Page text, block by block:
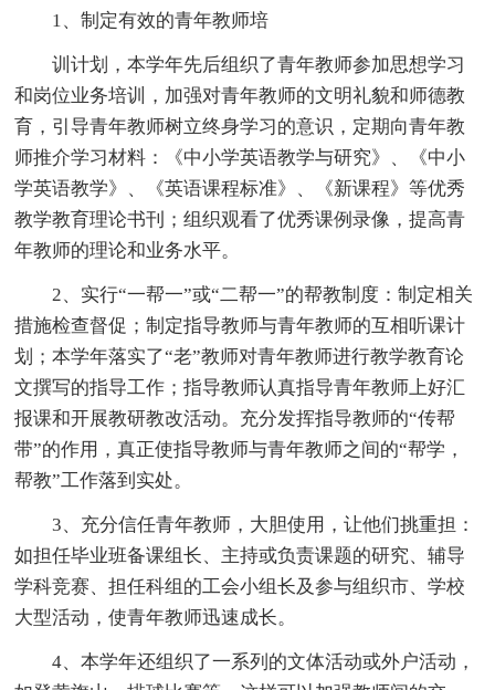
1、制定有效的青年教师培
训计划，本学年先后组织了青年教师参加思想学习
和岗位业务培训，加强对青年教师的文明礼貌和师德教
育，引导青年教师树立终身学习的意识，定期向青年教
师推介学习材料：《中小学英语教学与研究》、《中小
学英语教学》、《英语课程标准》、《新课程》等优秀
教学教育理论书刊；组织观看了优秀课例录像，提高青
年教师的理论和业务水平。
2、实行“一帮一”或“二帮一”的帮教制度：制定相关
措施检查督促；制定指导教师与青年教师的互相听课计
划；本学年落实了“老”教师对青年教师进行教学教育论
文撰写的指导工作；指导教师认真指导青年教师上好汇
报课和开展教研教改活动。充分发挥指导教师的“传帮
带”的作用，真正使指导教师与青年教师之间的“帮学，
帮教”工作落到实处。
3、充分信任青年教师，大胆使用，让他们挑重担：
如担任毕业班备课组长、主持或负责课题的研究、辅导
学科竞赛、担任科组的工会小组长及参与组织市、学校
大型活动，使青年教师迅速成长。
4、本学年还组织了一系列的文体活动或外户活动，